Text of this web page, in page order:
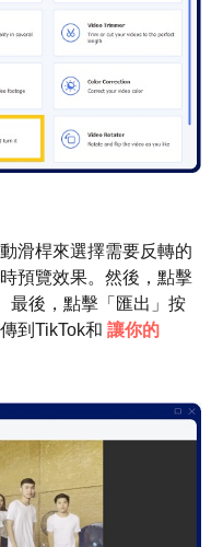
滑桿來選擇需要反轉的
預覽效果。然後，點擊
最後，點擊「匯出」按
到TikTok和 讓你的